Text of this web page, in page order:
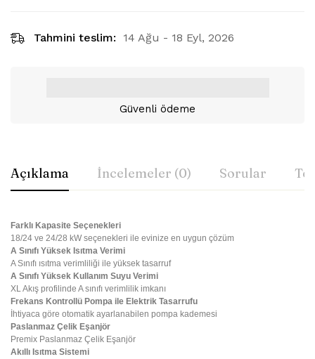
Tahmini teslim: 14 Ağu - 18 Eyl, 2026
Güvenli ödeme
Açıklama İncelemeler (0) Sorular
Farklı Kapasite Seçenekleri
18/24 ve 24/28 kW seçenekleri ile evinize en uygun çözüm
A Sınıfı Yüksek Isıtma Verimi
A Sınıfı ısıtma verimliliği ile yüksek tasarruf
A Sınıfı Yüksek Kullanım Suyu Verimi
XL Akış profilinde A sınıfı verimlilik imkanı
Frekans Kontrollü Pompa ile Elektrik Tasarrufu
İhtiyaca göre otomatik ayarlanabilen pompa kademesi
Paslanmaz Çelik Eşanjör
Premix Paslanmaz Çelik Eşanjör
Akıllı Isıtma Sistemi